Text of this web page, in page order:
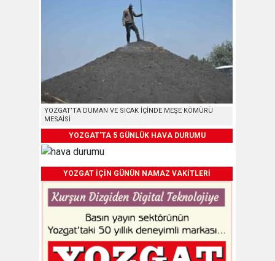
YOZGAT’TA DUMAN VE SICAK İÇİNDE MEŞE KÖMÜRÜ
MESAİSİ
YOZGAT'TA 5 GÜNLÜK HAVA DURUMU
YOZGAT İÇİN GÜNÜN NAMAZ VAKİTLERİ